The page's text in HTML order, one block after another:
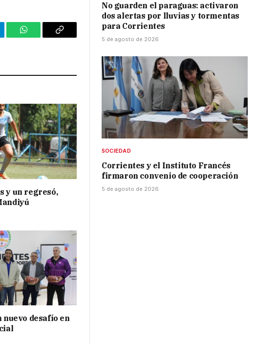
WhatsAppCopy
y un regresó,
nuevo desafío en
No guarden el paraguas: activaron
dos alertas por lluvias y tormentas
para Corrientes
5 de agosto de 2026
SOCIEDAD
Corrientes y el Instituto Francés
firmaron convenio de cooperación
5 de agosto de 2026